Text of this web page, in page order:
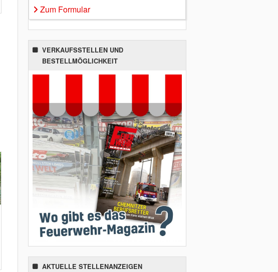
Zum Formular
VERKAUFSSTELLEN UND
BESTELLMÖGLICHKEIT
AKTUELLE STELLENANZEIGEN